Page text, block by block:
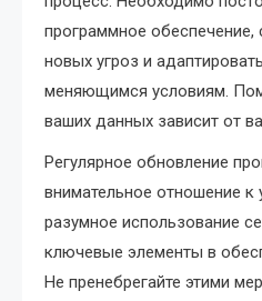
программное обеспечение,
новых угроз и
меняющимся условиям.
ваших данных зависит от
Регулярное обновление
внимательное отношение к
разумное использование
ключевые элементы в
Не пренебрегайте этими